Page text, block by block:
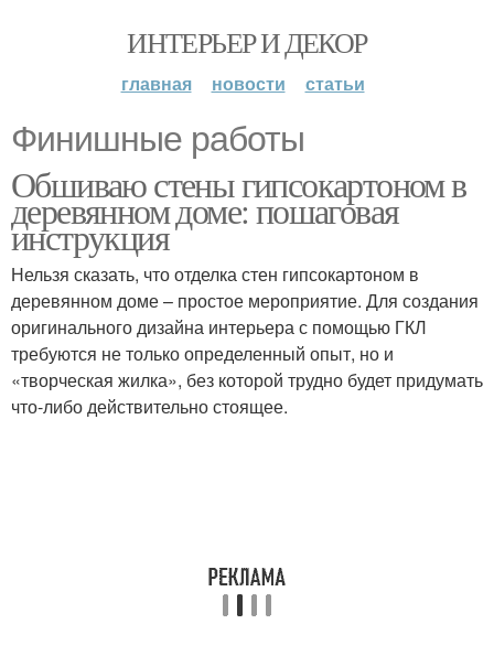
ИНТЕРЬЕР И ДЕКОР
главная новости статьи
Финишные работы
Обшиваю стены гипсокартоном в
деревянном доме: пошаговая
инструкция
Нельзя сказать, что отделка стен гипсокартоном в
деревянном доме – простое мероприятие. Для создания
оригинального дизайна интерьера с помощью ГКЛ
требуются не только определенный опыт, но и
«творческая жилка», без которой трудно будет придумать
что-либо действительно стоящее.